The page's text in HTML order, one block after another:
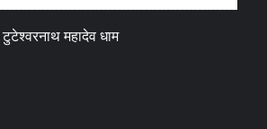
महादेव धाम